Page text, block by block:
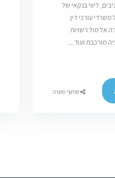
ליווי בנקאי של
עורכי דין
אל מול רשויות
מורכבת ועוד....
שיתוף משרה